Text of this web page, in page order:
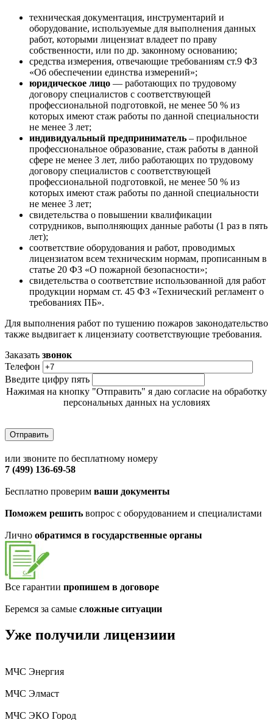
техническая документация, инструментарий и
оборудование, используемые для выполнения данных
работ, которыми лицензиат владеет по праву
собственности, или по др. законному основанию;
средства измерения, отвечающие требованиям ст.9 ФЗ
«Об обеспечении единства измерений»;
юридическое лицо — работающих по трудовому
договору специалистов с соответствующей
профессиональной подготовкой, не менее 50 % из
которых имеют стаж работы по данной специальности
не менее 3 лет;
индивидуальный предприниматель – профильное
профессиональное образование, стаж работы в данной
сфере не менее 3 лет, либо работающих по трудовому
договору специалистов с соответствующей
профессиональной подготовкой, не менее 50 % из
которых имеют стаж работы по данной специальности
не менее 3 лет;
свидетельства о повышении квалификации
сотрудников, выполняющих данные работы (1 раз в пять
лет);
соответствие оборудования и работ, проводимых
лицензиатом всем техническим нормам, прописанным в
статье 20 ФЗ «О пожарной безопасности»;
свидетельства о соответствие использованной для работ
продукции нормам ст. 45 ФЗ «Технический регламент о
требованиях ПБ».
Для выполнения работ по тушению пожаров законодательство
также выдвигает к лицензиату соответствующие требования.
Заказать звонок
Телефон
Введите цифру пять
Нажимая на кнопку "Отправить" я даю согласие на обработку
персональных данных на условиях
или звоните по бесплатному номеру
7 (499) 136-69-58
Бесплатно проверим ваши документы
Поможем решить вопрос с оборудованием и специалистами
Лично обратимся в государственные органы
Все гарантии пропишем в договоре
Беремся за самые сложные ситуации
Уже получили лицензиии
МЧС Энергия
МЧС Элмаст
МЧС ЭКО Город